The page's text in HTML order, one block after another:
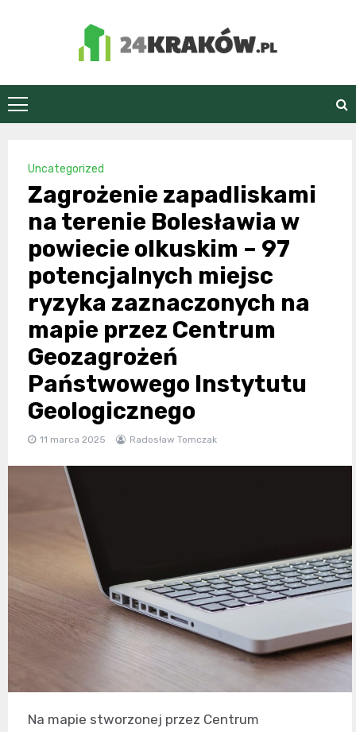
24Kraków.pl
Uncategorized
Zagrożenie zapadliskami
na terenie Bolesławia w
powiecie olkuskim – 97
potencjalnych miejsc
ryzyka zaznaczonych na
mapie przez Centrum
Geozagrożeń
Państwowego Instytutu
Geologicznego
11 marca 2025 Radosław Tomczak
Na mapie stworzonej przez Centrum